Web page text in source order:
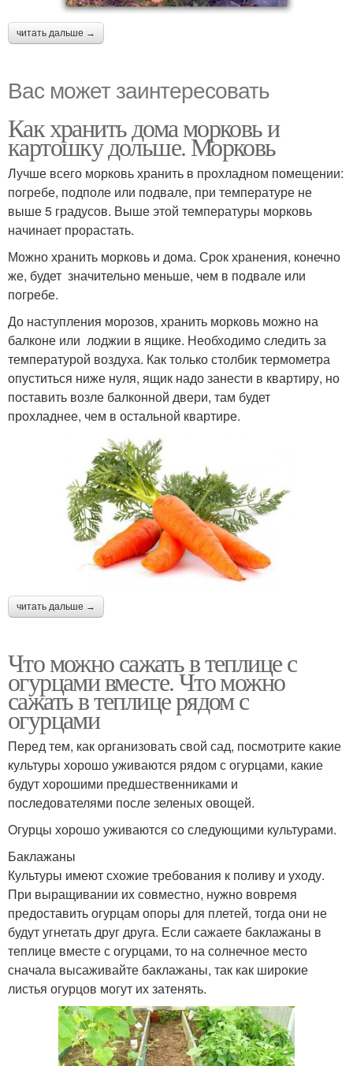
читать дальше →
Вас может заинтересовать
Как хранить дома морковь и
картошку дольше. Морковь
Лучше всего морковь хранить в прохладном помещении:
погребе, подполе или подвале, при температуре не
выше 5 градусов. Выше этой температуры морковь
начинает прорастать.
Можно хранить морковь и дома. Срок хранения, конечно
же, будет значительно меньше, чем в подвале или
погребе.
До наступления морозов, хранить морковь можно на
балконе или лоджии в ящике. Необходимо следить за
температурой воздуха. Как только столбик термометра
опуститься ниже нуля, ящик надо занести в квартиру, но
поставить возле балконной двери, там будет
прохладнее, чем в остальной квартире.
читать дальше →
Что можно сажать в теплице с
огурцами вместе. Что можно
сажать в теплице рядом с
огурцами
Перед тем, как организовать свой сад, посмотрите какие
культуры хорошо уживаются рядом с огурцами, какие
будут хорошими предшественниками и
последователями после зеленых овощей.
Огурцы хорошо уживаются со следующими культурами.
Баклажаны
Культуры имеют схожие требования к поливу и уходу.
При выращивании их совместно, нужно вовремя
предоставить огурцам опоры для плетей, тогда они не
будут угнетать друг друга. Если сажаете баклажаны в
теплице вместе с огурцами, то на солнечное место
сначала высаживайте баклажаны, так как широкие
листья огурцов могут их затенять.